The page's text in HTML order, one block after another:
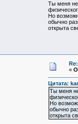
Ты меня не
Но
обычно
открыта
«
Цитата:
Ты меня
Но
обычно
открыта